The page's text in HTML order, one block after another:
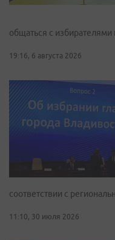
общаться с избирателями
19:16, 6 августа 2026
соответствии с
11:10, 30 июля 2026